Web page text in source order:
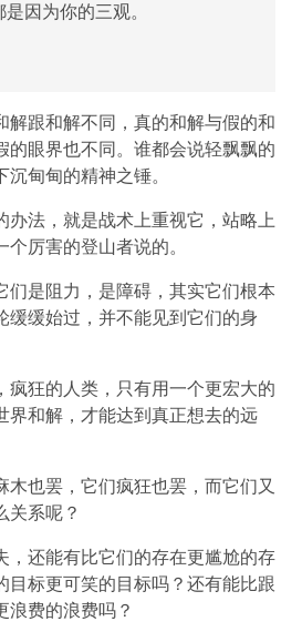
因为你的三观。
解跟和解不同，真的和解与假的和
的眼界也不同。谁都会说轻飘飘的
甸甸的精神之锤。
办法，就是战术上重视它，站略上
厉害的登山者说的。
们是阻力，是障碍，其实它们根本
缓缓始过，并不能见到它们的身
疯狂的人类，只有用一个更宏大的
界和解，才能达到真正想去的远
木也罢，它们疯狂也罢，而它们又
关系呢？
，还能有比它们的存在更尴尬的存
目标更可笑的目标吗？还有能比跟
浪费的浪费吗？